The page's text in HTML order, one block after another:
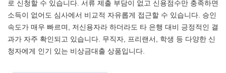
로 신청할 수 있습니다. 서류 제출 부담이 없고 신용점수만 충족하면
소득이 없어도 심사에서 비교적 자유롭게 접근할 수 있습니다. 승인
속도가 매우 빠르며, 저신용자라 하더라도 타 은행 대비 긍정적인 결
과가 자주 확인되고 있습니다. 무직자, 프리랜서, 학생 등 다양한 신
청자에게 인기 있는 비상금대출 상품입니다.